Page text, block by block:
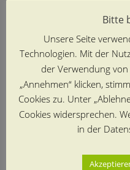
Bitte
Unsere Seite
Technologien. Mit der
der Verwendung von
„Annehmen“ klicken,
Cookies zu. Unter
Cookies widersprechen.
in der